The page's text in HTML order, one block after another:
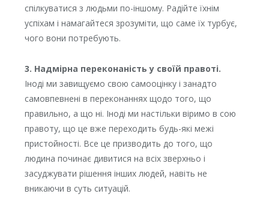
спілкуватися з людьми по-іншому. Радійте їхнім
успіхам і намагайтеся зрозуміти, що саме їх турбує,
чого вони потребують.
3. Надмірна переконаність у своїй правоті.
Іноді ми завищуємо свою самооцінку і занадто
самовпевнені в переконаннях щодо того, що
правильно, а що ні. Іноді ми настільки віримо в сою
правоту, що це вже переходить будь-які межі
пристойності. Все це призводить до того, що
людина починає дивитися на всіх зверхньо і
засуджувати рішення інших людей, навіть не
вникаючи в суть ситуацій.